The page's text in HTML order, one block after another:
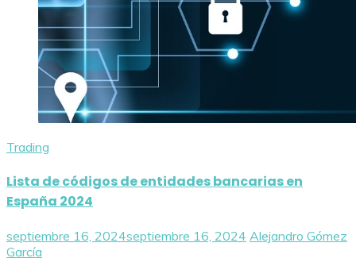
Trading
Lista de códigos de entidades bancarias en
España 2024
septiembre 16, 2024septiembre 16, 2024 Alejandro Gómez
García